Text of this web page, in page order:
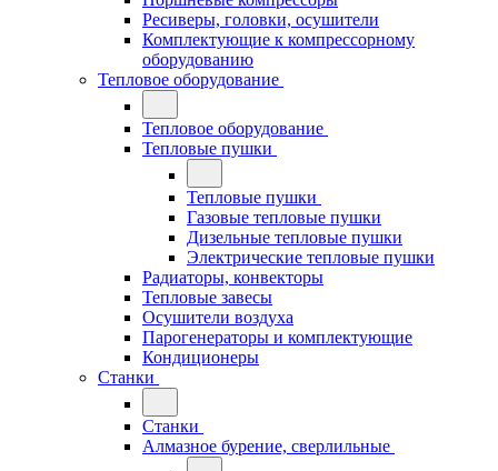
Ресиверы, головки, осушители
Комплектующие к компрессорному
оборудованию
Тепловое оборудование
Тепловое оборудование
Тепловые пушки
Тепловые пушки
Газовые тепловые пушки
Дизельные тепловые пушки
Электрические тепловые пушки
Радиаторы, конвекторы
Тепловые завесы
Осушители воздуха
Парогенераторы и комплектующие
Кондиционеры
Станки
Станки
Алмазное бурение, сверлильные